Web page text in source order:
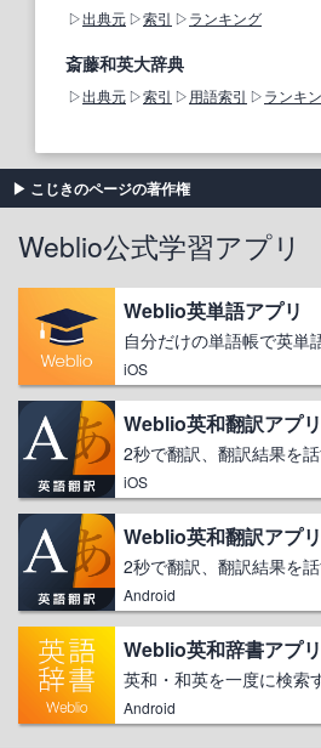
出典元 索引 ランキング
斎藤和英大辞典
出典元 索引 用語索引 ランキ
こじきのページの著作権
Weblio公式学習アプリ
Weblio英単語アプリ
自分だけの単語帳で英単
iOS
Weblio英和翻訳アプリ
2秒で翻訳、翻訳結果を話
iOS
Weblio英和翻訳アプリ
2秒で翻訳、翻訳結果を話
Android
Weblio英和辞書アプリ
英和・和英を一度に検索
Android